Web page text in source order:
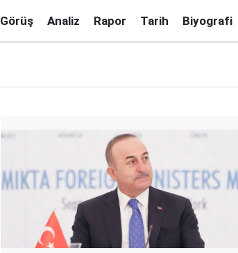
Görüş Analiz Rapor Tarih Biyografi